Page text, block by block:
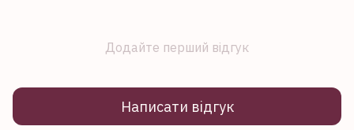
Додайте перший відгук
Написати відгук